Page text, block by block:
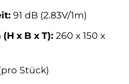
91 dB (2.83V/1m)
x B x T):260 x 150 x
Stück)